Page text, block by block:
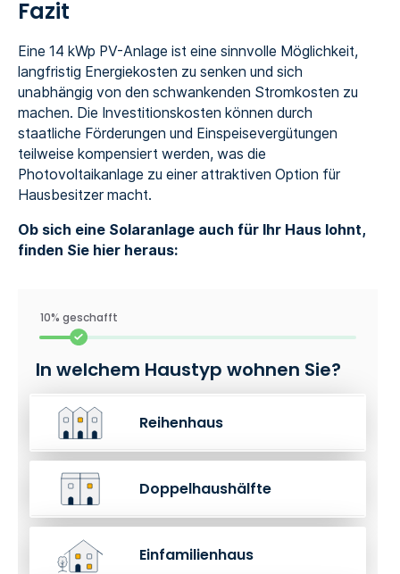
Fazit
Eine 14 kWp PV-Anlage ist eine sinnvolle Möglichkeit,
langfristig Energiekosten zu senken und sich
unabhängig von den schwankenden Stromkosten zu
machen. Die Investitionskosten können durch
staatliche Förderungen und Einspeisevergütungen
teilweise kompensiert werden, was die
Photovoltaikanlage zu einer attraktiven Option für
Hausbesitzer macht.
Ob sich eine Solaranlage auch für Ihr Haus lohnt,
finden Sie hier heraus:
10% geschafft
In welchem Haustyp wohnen Sie?
Reihenhaus
Doppelhaushälfte
Einfamilienhaus